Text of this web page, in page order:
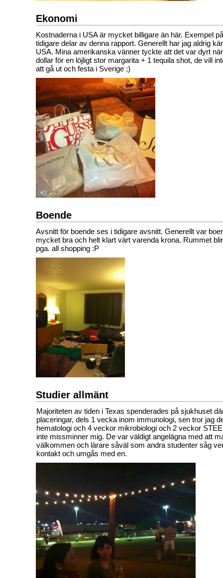
Ekonomi
Kostnaderna i USA är mycket billigare än här. Exempel
tidigare delar av denna rapport. Generellt har jag aldrig
USA. Mina amerikanska vänner tyckte att det var dyrt
dollar för en löjligt stor margarita + 1 tequila shot, de vill
att gå ut och festa i Sverige ;)
Boende
Avsnitt för boende ses i tidigare avsnitt. Generellt var
mycket bra och helt klart värt varenda krona. Rummet
pga. all shopping :P
Studier allmänt
Majoriteten av tiden i Texas spenderades på sjukhuset
placeringar, dels 1 vecka inom immunologi, sen tror jag
hematologi och 4 veckor mikrobiologi och 2 veckor
inte missminner mig. De var väldigt angelägna med att
välkommen och lärare såväl som andra studenter såg
kontakt och umgås med en.